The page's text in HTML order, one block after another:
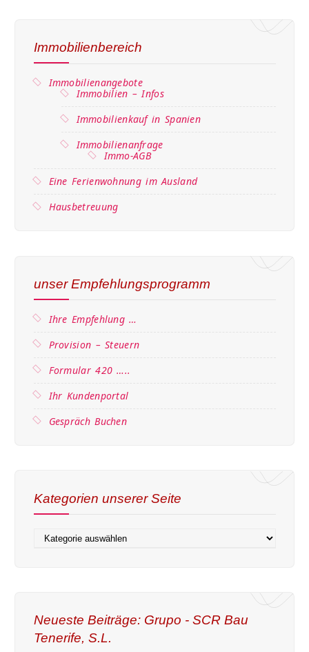
Immobilienbereich
Immobilienangebote
Immobilien – Infos
Immobilienkauf in Spanien
Immobilienanfrage
Immo-AGB
Eine Ferienwohnung im Ausland
Hausbetreuung
unser Empfehlungsprogramm
Ihre Empfehlung …
Provision – Steuern
Formular 420 …..
Ihr Kundenportal
Gespräch Buchen
Kategorien unserer Seite
Neueste Beiträge: Grupo - SCR Bau
Tenerife, S.L.